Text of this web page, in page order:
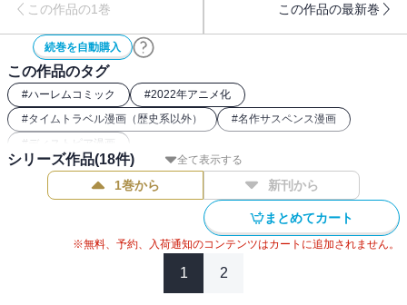
この作品の1巻 この作品の最新巻
続巻を自動購入
この作品のタグ
#ハーレムコミック #2022年アニメ化
#タイムトラベル漫画（歴史系以外） #名作サスペンス漫画
# ディストピア漫画
全て表示する
シリーズ作品(18件)
1巻から 新刊から
まとめてカート
※無料、予約、入荷通知のコンテンツはカートに追加されません。
1 2